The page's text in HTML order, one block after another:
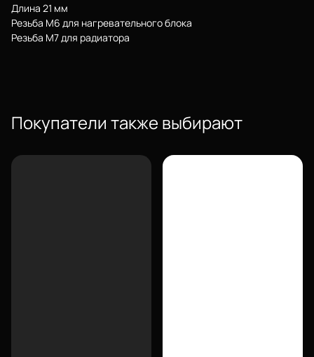
Длина 21 мм
Резьба М6 для нагревательного блока
Резьба М7 для радиатора
Покупатели также выбирают